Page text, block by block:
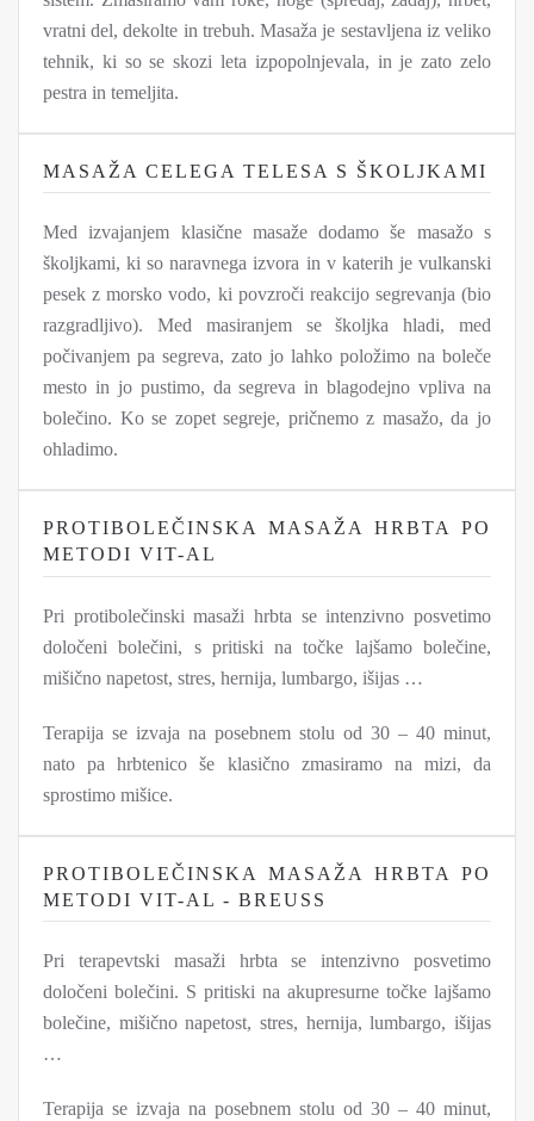
vratni del, dekolte in trebuh. Masaža je sestavljena iz veliko
tehnik, ki so se skozi leta izpopolnjevala, in je zato zelo
pestra in temeljita.
MASAŽA CELEGA TELESA S ŠKOLJKAMI
Med izvajanjem klasične masaže dodamo še masažo s
školjkami, ki so naravnega izvora in v katerih je vulkanski
pesek z morsko vodo, ki povzroči reakcijo segrevanja (bio
razgradljivo). Med masiranjem se školjka hladi, med
počivanjem pa segreva, zato jo lahko položimo na boleče
mesto in jo pustimo, da segreva in blagodejno vpliva na
bolečino. Ko se zopet segreje, pričnemo z masažo, da jo
ohladimo.
PROTIBOLEČINSKA MASAŽA HRBTA PO
METODI VIT-AL
Pri protibolečinski masaži hrbta se intenzivno posvetimo
določeni bolečini, s pritiski na točke lajšamo bolečine,
mišično napetost, stres, hernija, lumbargo, išijas …
Terapija se izvaja na posebnem stolu od 30 – 40 minut,
nato pa hrbtenico še klasično zmasiramo na mizi, da
sprostimo mišice.
PROTIBOLEČINSKA MASAŽA HRBTA PO
METODI VIT-AL - BREUSS
Pri terapevtski masaži hrbta se intenzivno posvetimo
določeni bolečini. S pritiski na akupresurne točke lajšamo
bolečine, mišično napetost, stres, hernija, lumbargo, išijas
…
Terapija se izvaja na posebnem stolu od 30 – 40 minut,